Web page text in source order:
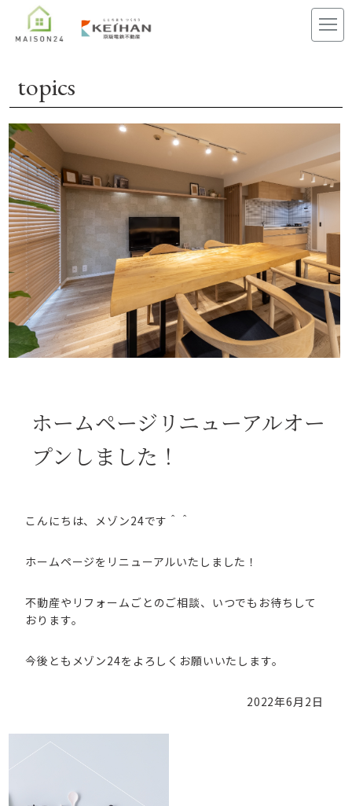
topics
ホームページリニューアルオー
プンしました！
こんにちは、メゾン24です＾＾
ホームページをリニューアルいたしました！
不動産やリフォームごとのご相談、いつでもお待ちして
おります。
今後ともメゾン24をよろしくお願いいたします。
2022年6月2日